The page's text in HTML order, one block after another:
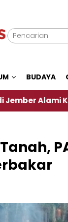
BUDAYA
Krisi Air